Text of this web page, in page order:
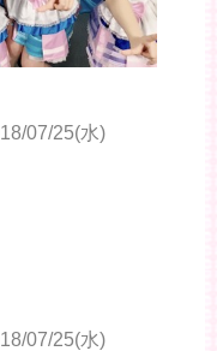
07/25(水)
07/25(水)